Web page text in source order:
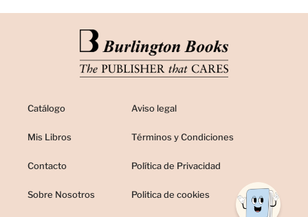
Catálogo
Mis Libros
Contacto
Sobre Nosotros
Aviso legal
Términos y Condiciones
Política de Privacidad
Politica de cookies